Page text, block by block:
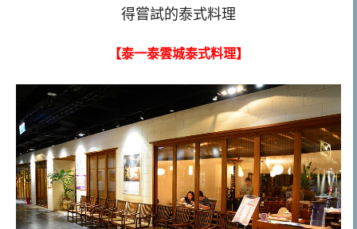
得嘗試的泰式料理
【泰一泰雲城泰式料理】